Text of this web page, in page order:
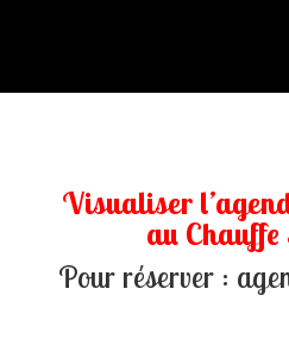
Visualiser
au Chauffe
Pour réserver :